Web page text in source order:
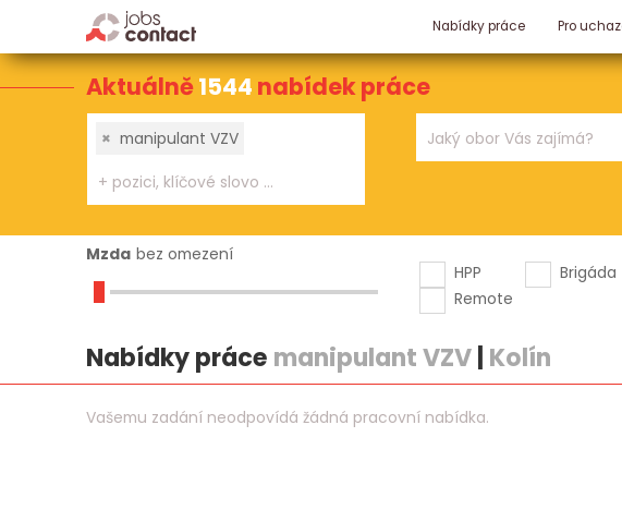
Nabídky práce Pro
Aktuálně1544 nabídek práce
× manipulant VZV
Mzda bez omezení
HPP
Brigáda
Remote
Nabídky práce manipulant VZV| Kolín
Vašemu zadání neodpovídá žádná pracovní nabídka.